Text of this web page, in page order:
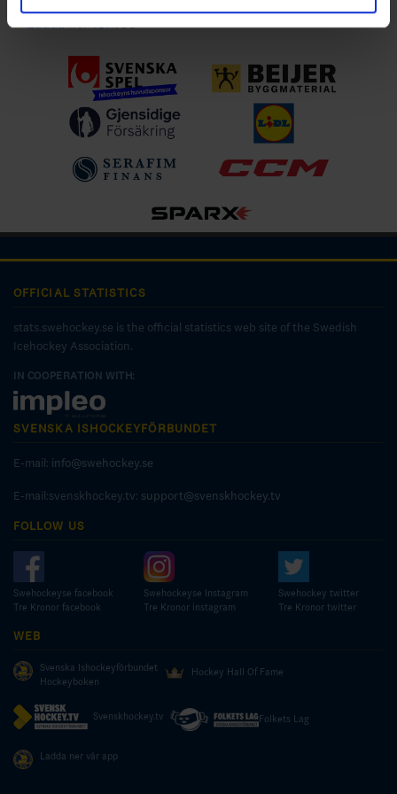
Ladda ner för IOS
OFFICIAL STATISTICS
stats.swehockey.se is the official statistics web site of the Swedish
Icehockey Association.
IN COOPERATION WITH:
SVENSKA ISHOCKEYFÖRBUNDET
E-mail: info@swehockey.se
E-mail:svenskhockey.tv: support@svenskhockey.tv
FOLLOW US
Swehockeyse facebook
Tre Kronor facebook
Swehockeyse Instagram
Tre Kronor instagram
Swehockey twitter
Tre Kronor twitter
WEB
Svenska Ishockeyförbundet
Hockeyboken
Hockey Hall Of Fame
Svenskhockey.tv Folkets Lag
Ladda ner vår app